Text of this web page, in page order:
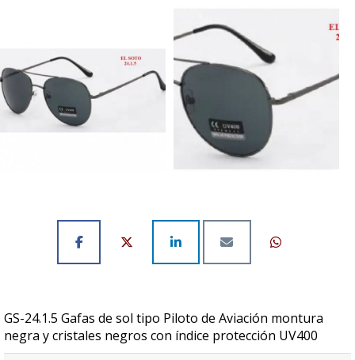
GS-24.1.5 Gafas de sol tipo Piloto de Aviación montura
negra y cristales negros con índice protección UV400